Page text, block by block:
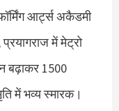
आर्ट्स अकैडमी
में मेट्रो
बढ़ाकर 1500
में भव्य स्मारक।